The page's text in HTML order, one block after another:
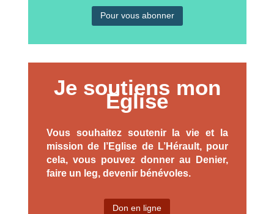
Pour vous abonner
Je soutiens mon
Eglise
Vous souhaitez soutenir la vie et la
mission de l’Eglise de L’Hérault, pour
cela, vous pouvez donner au Denier,
faire un leg, devenir bénévoles.
Don en ligne